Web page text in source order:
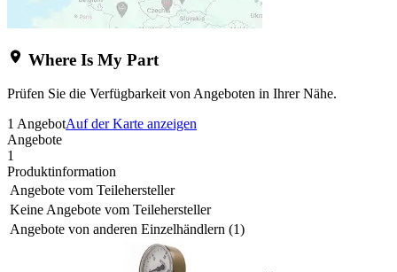
Where Is My Part
Prüfen Sie die Verfügbarkeit von Angeboten in Ihrer Nähe.
1 AngebotAuf der Karte anzeigen
Angebote
1
Produktinformation
Angebote vom Teilehersteller
Keine Angebote vom Teilehersteller
Angebote von anderen Einzelhändlern (1)